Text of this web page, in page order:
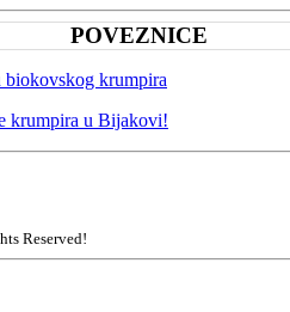
POVEZNICE
biokovskog krumpira
krumpira u Bijakovi!
Reserved!